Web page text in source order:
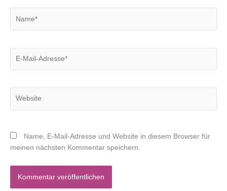
Name, E-Mail-Adresse und Website in diesem Browser für
meinen nächsten Kommentar speichern.